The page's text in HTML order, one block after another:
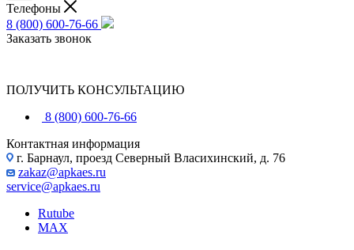
Телефоны
8 (800) 600-76-66
Заказать звонок
ПОЛУЧИТЬ КОНСУЛЬТАЦИЮ
8 (800) 600-76-66
Контактная информация
г. Барнаул, проезд Северный Власихинский, д. 76
zakaz@apkaes.ru
service@apkaes.ru
Rutube
MAX